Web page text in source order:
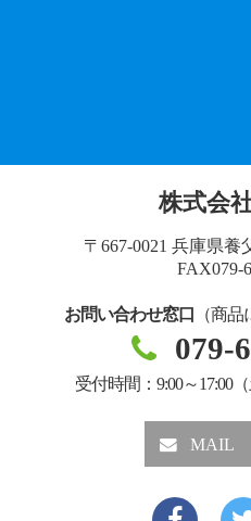
株式会
〒667-0021 兵庫県養
FAX079-
お問い合わせ窓口 （商
079-
受付時間：9:00～17:00
MAIL